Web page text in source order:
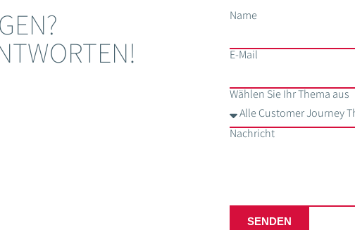
Name
E-Mail
Wählen Sie Ihr Thema aus
Nachricht
SENDEN